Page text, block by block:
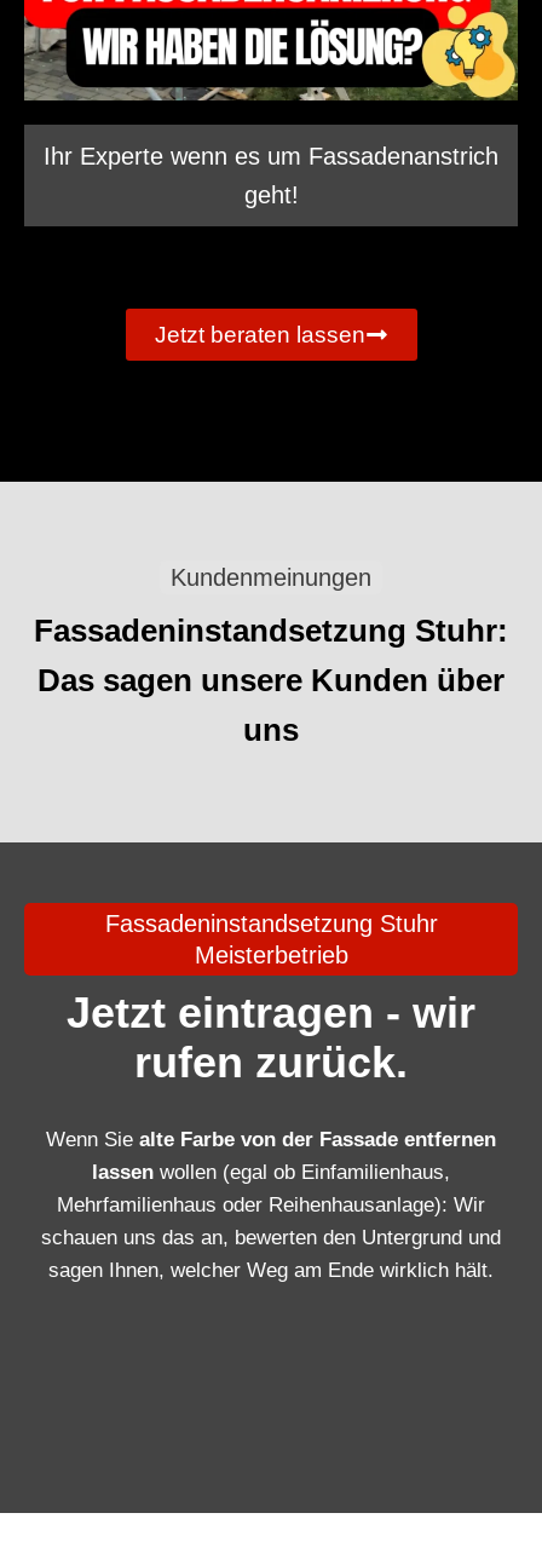
Ihr Experte wenn es um Fassadenanstrich
geht!
Jetzt beraten lassen
Kundenmeinungen
Fassadeninstandsetzung Stuhr:
Das sagen unsere Kunden über
uns
Fassadeninstandsetzung Stuhr
Meisterbetrieb
Jetzt eintragen - wir
rufen zurück.
Wenn Sie alte Farbe von der Fassade entfernen
lassen wollen (egal ob Einfamilienhaus,
Mehrfamilienhaus oder Reihenhausanlage): Wir
schauen uns das an, bewerten den Untergrund und
sagen Ihnen, welcher Weg am Ende wirklich hält.